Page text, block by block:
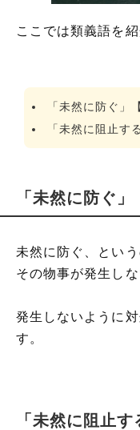
ここでは類義語を紹
「未然に防ぐ」
「未然に阻止す
「未然に防ぐ
未然に防ぐ、とい
その物事が発生し
発生しないように
す。
「未然に阻止